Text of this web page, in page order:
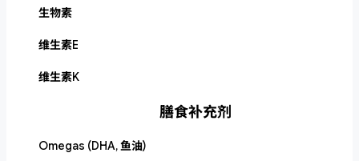
生物素
维生素E
维生素K
膳食补充剂
Omegas (DHA, 鱼油)